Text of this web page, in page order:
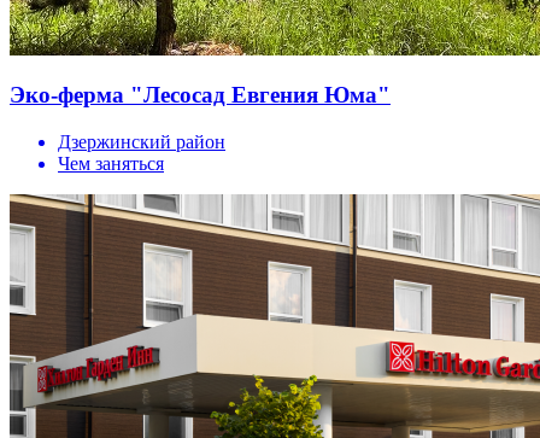
Эко-ферма "Лесосад Евгения Юма"
Дзержинский район
Чем заняться